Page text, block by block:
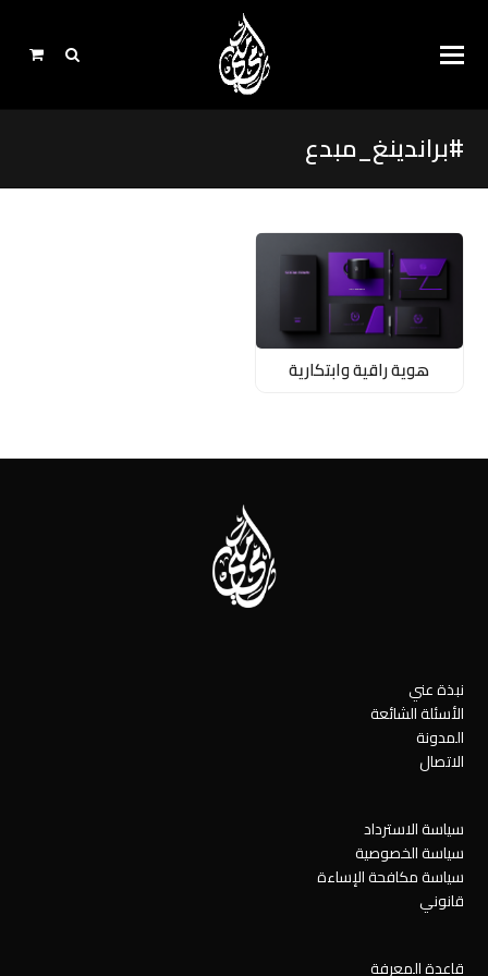
#براندينغ_مبدع
هوية راقية وابتكارية
نبذة عني
الأسئلة الشائعة
المدونة
الاتصال
سياسة الاسترداد
سياسة الخصوصية
سياسة مكافحة الإساءة
قانوني
قاعدة المعرفة